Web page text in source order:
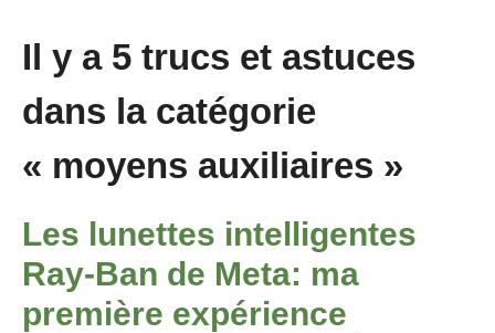
Il y a 5 trucs et astuces
dans la catégorie
« moyens auxiliaires »
Les lunettes intelligentes
Ray-Ban de Meta: ma
première expérience